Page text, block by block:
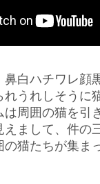
白ハチワレ顔
れうれしそうに
周囲の猫を引
まして、件の
猫たちが集ま